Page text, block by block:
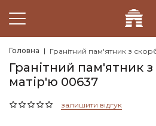
Головна Гранітний пам'ятник з
Гранітний пам'ятник
матір'ю 00637
залишити відгук